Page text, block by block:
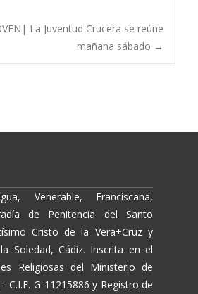
ar
ti
r
La Juventud Crucera se reúne
mañana sábado →
Venerable, Franciscana,
de Penitencia del Santo
Cristo de la Vera+Cruz y
Soledad, Cádiz. Inscrita en el
Religiosas del Ministerio de
- C.I.F. G-11215886 y Registro de